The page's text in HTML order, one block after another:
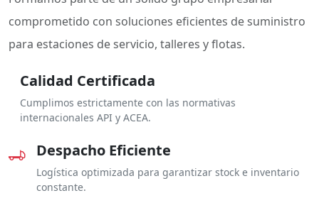
comprometido con soluciones eficientes de suministro
para estaciones de servicio, talleres y flotas.
Calidad Certificada
Cumplimos estrictamente con las normativas
internacionales API y ACEA.
Despacho Eficiente
Logística optimizada para garantizar stock e inventario
constante.